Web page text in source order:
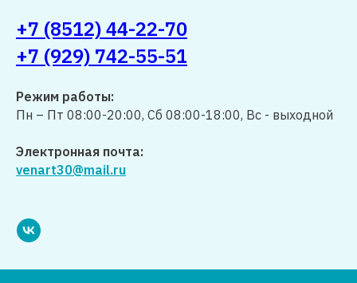
+7 (8512) 44-22-70
+7 (929) 742-55-51
Режим работы:
Пн – Пт 08:00-20:00, Сб 08:00-18:00, Вс - выходной
Электронная почта:
venart30@mail.ru